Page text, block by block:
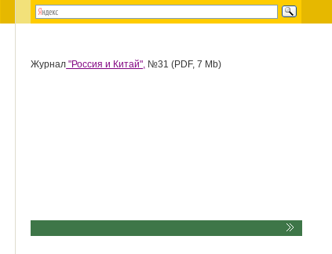
Журнал "Россия и Китай", №31 (PDF, 7 Mb)